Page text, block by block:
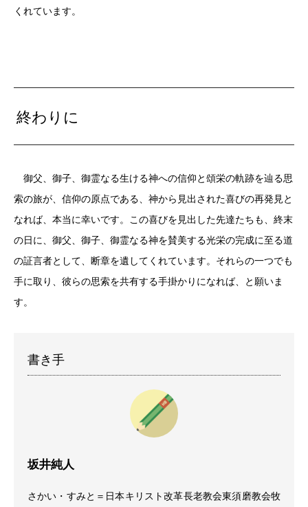
くれています。
終わりに
御父、御子、御霊なる生ける神への信仰と頌栄の軌跡を辿る思
索の旅が、信仰の原点である、神から見出された喜びの再発見と
なれば、本当に幸いです。この喜びを見出した先達たちも、終末
の日に、御父、御子、御霊なる神を賛美する光栄の完成に至る道
の証言者として、断章を遺してくれています。それらの一つでも
手に取り、彼らの思索を共有する手掛かりになれば、と願いま
す。
書き手
坂井純人
さかい・すみと＝日本キリスト改革長老教会東須磨教会牧